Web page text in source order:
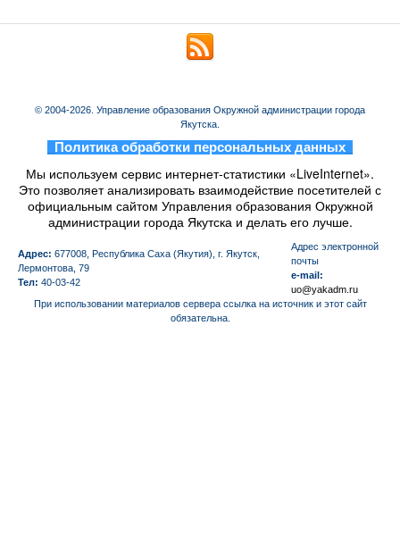
© 2004-2026. Управление образования Окружной администрации города
Якутска.
Политика обработки персональных данных
Мы используем сервис интернет-статистики «LiveInternet».
Это позволяет анализировать взаимодействие посетителей с
официальным сайтом Управления образования Окружной
администрации города Якутска и делать его лучше.
Адрес: 677008, Республика Саха (Якутия), г. Якутск,
Лермонтова, 79
Тел: 40-03-42
Aдрес электронной
почты
e-mail:
uo@yakadm.ru
При использовании материалов сервера ссылка на источник и этот сайт
обязательна.